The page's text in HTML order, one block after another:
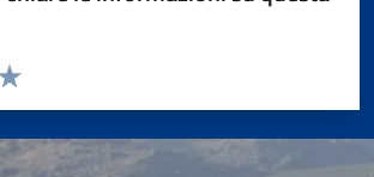
la pagina
5 stelle su 5
4 stelle su 5
su 5
su 5
5